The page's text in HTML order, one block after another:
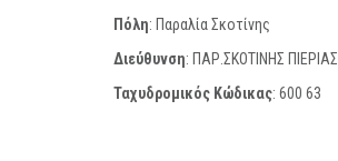
Πόλη: Παραλία Σκοτίνης
Διεύθυνση: ΠΑΡ.ΣΚΟΤΙΝΗΣ ΠΙΕΡΙΑΣ
Ταχυδρομικός Κώδικας: 600 63